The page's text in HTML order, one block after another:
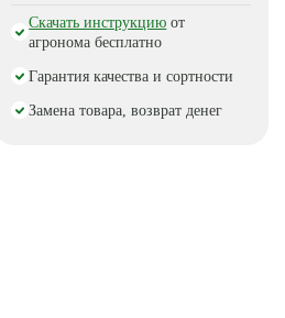
Скачать инструкцию от
агронома бесплатно
Гарантия качества и сортности
Замена товара, возврат денег